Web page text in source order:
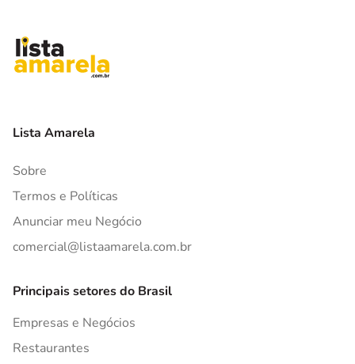
Lista Amarela
Sobre
Termos e Políticas
Anunciar meu Negócio
comercial@listaamarela.com.br
Principais setores do Brasil
Empresas e Negócios
Restaurantes